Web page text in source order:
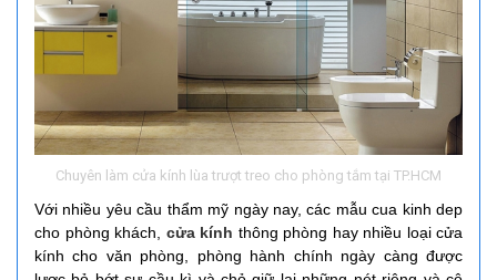
Chuyên làm cửa kính lùa trượt treo cho phòng tắm tại TP.HCM
Với nhiều yêu cầu thẩm mỹ ngày nay, các mẫu cua kinh dep
cho phòng khách, cửa kính thông phòng hay nhiều loại cửa
kính cho văn phòng, phòng hành chính ngày càng được